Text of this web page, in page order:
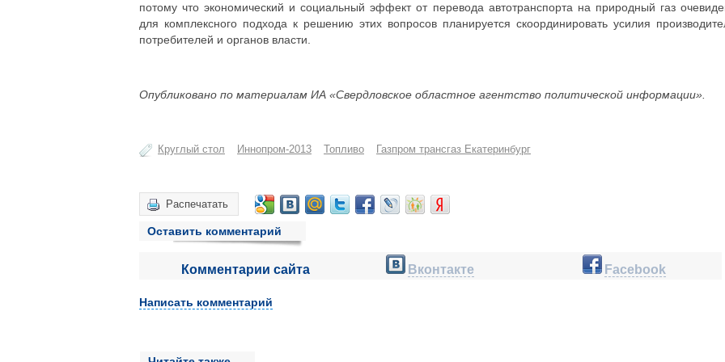
потому что экономический и социальный эффект от перевода автотранспорта на природный газ
для комплексного подхода к решению этих вопросов планируется скоординировать усилия
потребителей и органов власти.
Опубликовано по материалам ИА «Свердловское областное агентство политической информации».
Круглый стол Иннопром-2013 Топливо Газпром трансгаз Екатеринбург
Распечатать
Оставить комментарий
Комментарии сайта Вконтакте Facebook
Написать комментарий